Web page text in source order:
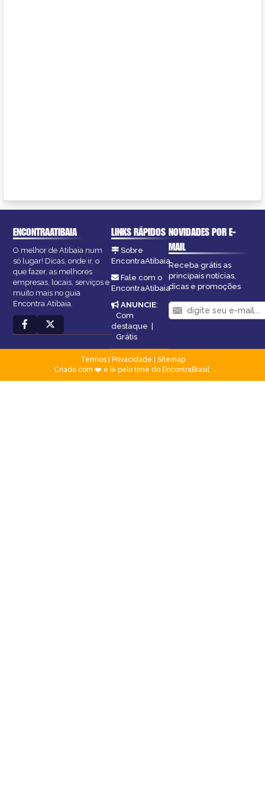
ENCONTRAATIBAIA
O melhor de Atibaia num
só lugar! Dicas, onde ir, o
que fazer, as melhores
empresas, locais, serviços e
muito mais no guia
Encontra Atibaia.
LINKS RÁPIDOS
Sobre
EncontraAtibaia
Fale com o
EncontraAtibaia
ANUNCIE:
Com
destaque
Grátis
NOVIDADES POR E-
MAIL
Receba grátis as
principais notícias,
dicas e promoções
Termos| Privacidade
Sitemap
Criado com ❤️ e ☕ pelo time do EncontraBrasil